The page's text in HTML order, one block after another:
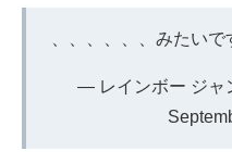
、、、、、、みたいで
— レインボー ジャ